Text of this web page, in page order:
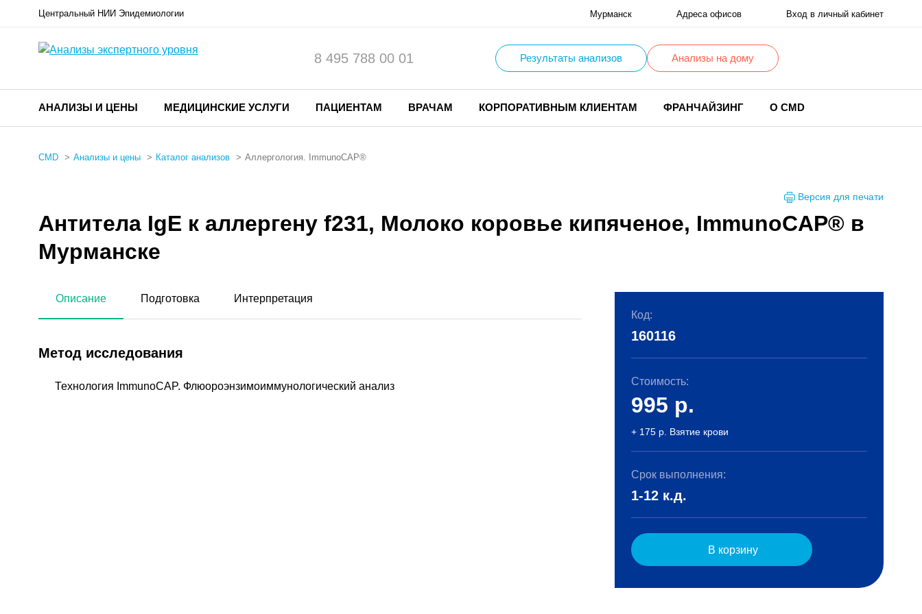
Центральный НИИ Эпидемиологии Мурманск Адреса офисов Вход в личный кабинет
8 495 788 00 01 Результаты анализов Анализы на дому
АНАЛИЗЫ И ЦЕНЫ МЕДИЦИНСКИЕ УСЛУГИ ПАЦИЕНТАМ ВРАЧАМ КОРПОРАТИВНЫМ КЛИЕНТАМ ФРАНЧАЙЗИНГ О CMD
CMD Анализы и цены Каталог анализов Аллергология. ImmunoCAP®
Версия для печати
Антитела IgE к аллергену f231, Молоко коровье кипяченое, ImmunoCAP® в
Мурманске
Описание Подготовка Интерпретация
Метод исследования
Технология ImmunoCAP. Флюороэнзимоиммунологический анализ
Код:
160116
Стоимость:
995 р.
+ 175 р. Взятие крови
Срок выполнения:
1-12 к.д.
В корзину